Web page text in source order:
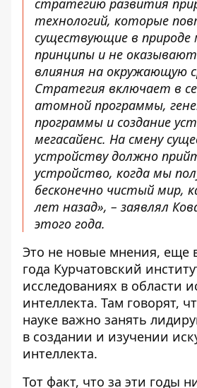
стратегию развития
технологий, которые
существующие в природе
принципы и не
влияния на окружающую
Стратегия включает в
атомной программы,
программы и создание
мегасайенс. На смену
устройству должно
устройство, когда мы
бесконечно чистый мир,
лет назад», – заявлял
этого года.
Это не новые мнения, еще
года Курчатовский
исследованиях в области
интеллекта. Там говорят,
науке важно занять
в создании и изучении
интеллекта.
Тот факт, что за эти годы